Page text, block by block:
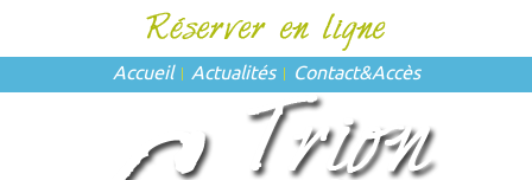
Accueil Actualités Contact&Accès